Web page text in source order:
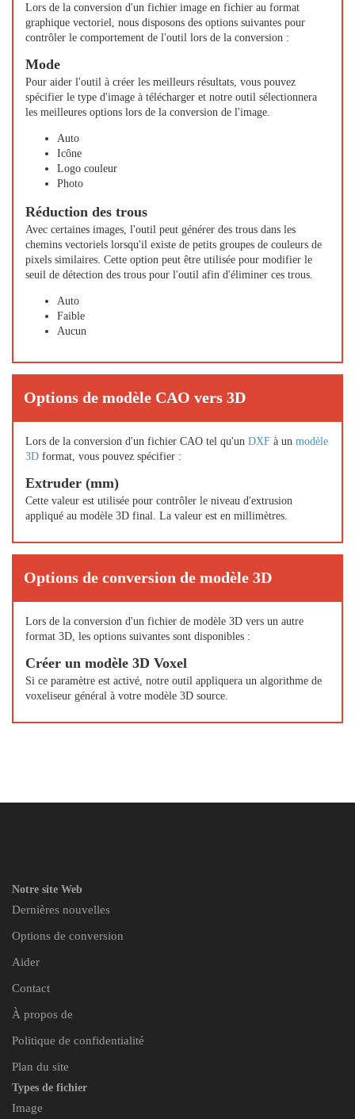
Lors de la conversion d'un fichier image en fichier au format
graphique vectoriel, nous disposons des options suivantes pour
contrôler le comportement de l'outil lors de la conversion :
Mode
Pour aider l'outil à créer les meilleurs résultats, vous pouvez
spécifier le type d'image à télécharger et notre outil sélectionnera
les meilleures options lors de la conversion de l'image.
Auto
Icône
Logo couleur
Photo
Réduction des trous
Avec certaines images, l'outil peut générer des trous dans les
chemins vectoriels lorsqu'il existe de petits groupes de couleurs de
pixels similaires. Cette option peut être utilisée pour modifier le
seuil de détection des trous pour l'outil afin d'éliminer ces trous.
Auto
Faible
Aucun
Options de modèle CAO vers 3D
Lors de la conversion d'un fichier CAO tel qu'un DXF à un modèle
3D format, vous pouvez spécifier :
Extruder (mm)
Cette valeur est utilisée pour contrôler le niveau d'extrusion
appliqué au modèle 3D final. La valeur est en millimètres.
Options de conversion de modèle 3D
Lors de la conversion d'un fichier de modèle 3D vers un autre
format 3D, les options suivantes sont disponibles :
Créer un modèle 3D Voxel
Si ce paramètre est activé, notre outil appliquera un algorithme de
voxeliseur général à votre modèle 3D source.
Notre site Web
Dernières nouvelles
Options de conversion
Aider
Contact
À propos de
Politique de confidentialité
Plan du site
Types de fichier
Image